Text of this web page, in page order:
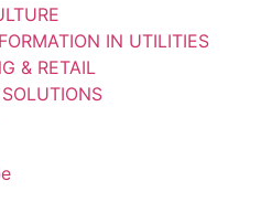
IN UTILITIES
& RETAIL